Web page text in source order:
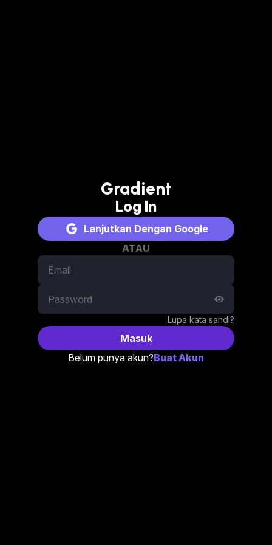
Gradient
Log In
Lanjutkan Dengan Google
ATAU
Lupa kata sandi?
Masuk
Belum punya akun?Buat Akun